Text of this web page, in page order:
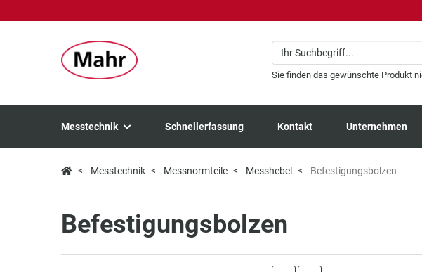
Sie finden das gewünschte Produkt
Messtechnik Schnellerfassung Kontakt Unternehmen
Messtechnik Messnormteile Messhebel Befestigungsbolzen
Befestigungsbolzen